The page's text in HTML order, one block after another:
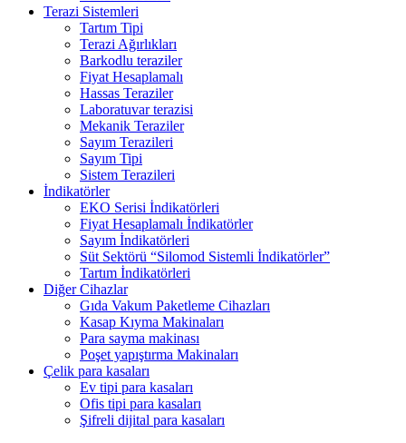
Terazi Sistemleri
Tartım Tipi
Terazi Ağırlıkları
Barkodlu teraziler
Fiyat Hesaplamalı
Hassas Teraziler
Laboratuvar terazisi
Mekanik Teraziler
Sayım Terazileri
Sayım Tipi
Sistem Terazileri
İndikatörler
EKO Serisi İndikatörleri
Fiyat Hesaplamalı İndikatörler
Sayım İndikatörleri
Süt Sektörü “Silomod Sistemli İndikatörler”
Tartım İndikatörleri
Diğer Cihazlar
Gıda Vakum Paketleme Cihazları
Kasap Kıyma Makinaları
Para sayma makinası
Poşet yapıştırma Makinaları
Çelik para kasaları
Ev tipi para kasaları
Ofis tipi para kasaları
Şifreli dijital para kasaları